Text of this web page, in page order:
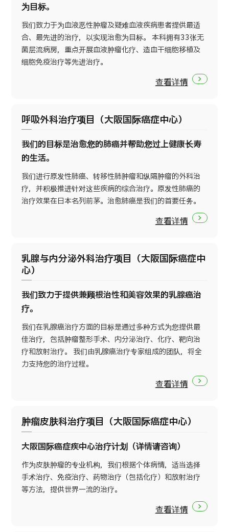
为目标。
我们致力于为血液恶性肿瘤及疑难血液疾病患者提供最适
合、最先进的治疗，以实现治愈为目标。 本科拥有33张无
菌层流病房，重点开展血液肿瘤化疗、造血干细胞移植及
细胞免疫治疗等先进治疗。
查看详情
呼吸外科治疗项目（大阪国际癌症中心）
我们的目标是治愈您的肺癌并帮助您过上健康长寿
的生活。
我们进行原发性肺癌、转移性肺肿瘤和纵隔肿瘤的外科治
疗，并积极推进针对这些疾病的综合治疗。原发性肺癌的
治疗效果在日本名列前茅。治愈肺癌是我们的首要任务。
查看详情
乳腺与内分泌外科治疗项目（大阪国际癌症中
心）
我们致力于提供兼顾根治性和美容效果的乳腺癌治
疗。
我们在乳腺癌治疗方面的目标是通过多种方式为您提供最
佳治疗，包括肿瘤整形手术、内分泌治疗、化疗、靶向治
疗和放射治疗。 我们由乳腺癌治疗专家组成的团队，将全
力支持您的治疗过程。
查看详情
肿瘤皮肤科治疗项目（大阪国际癌症中心）
大阪国际癌症疾中心治疗计划（详情请咨询）
作为皮肤肿瘤的专业机构，我们根据个体病情，适当选择
手术治疗、免疫治疗、药物治疗（包括化疗）和放射治疗
等方法，提供世界一流的治疗。
查看详情